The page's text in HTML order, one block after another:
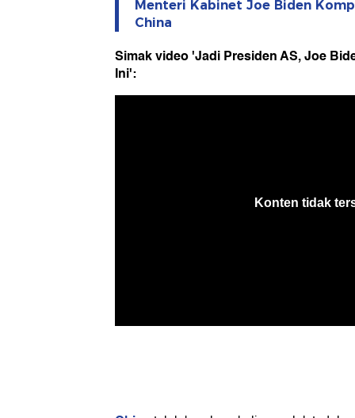
Menteri Kabinet Joe Biden
China
Simak video 'Jadi Presiden AS, Joe
Ini':